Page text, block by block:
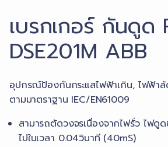
ชิ้น
เบรกเกอร์ กันดูด
DSE201M ABB
อุปกรณ์ป้องกันกระแสไฟฟ้าเกิน, ไฟฟ้าลั
ตามมาตราฐาน IEC/EN61009
สามารถตัดวงจรเนื่องจากไฟรั่ว ไฟ
ไปในเวลา 0.04วินาที (40mS)